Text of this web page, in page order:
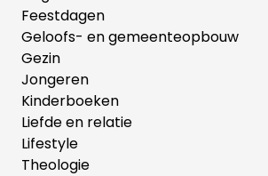
Feestdagen
Geloofs- en gemeenteopbouw
Gezin
Jongeren
Kinderboeken
Liefde en relatie
Lifestyle
Theologie